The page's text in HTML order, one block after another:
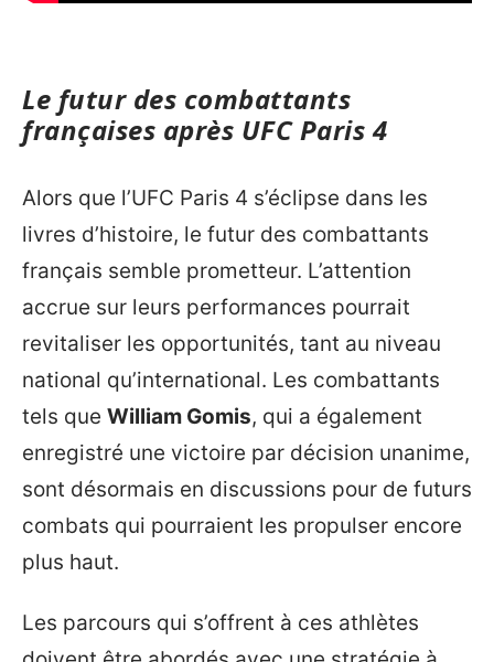
Le futur des combattants
françaises après UFC Paris 4
Alors que l’UFC Paris 4 s’éclipse dans les
livres d’histoire, le futur des combattants
français semble prometteur. L’attention
accrue sur leurs performances pourrait
revitaliser les opportunités, tant au niveau
national qu’international. Les combattants
tels que William Gomis, qui a également
enregistré une victoire par décision unanime,
sont désormais en discussions pour de futurs
combats qui pourraient les propulser encore
plus haut.
Les parcours qui s’offrent à ces athlètes